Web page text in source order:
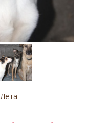
Лета